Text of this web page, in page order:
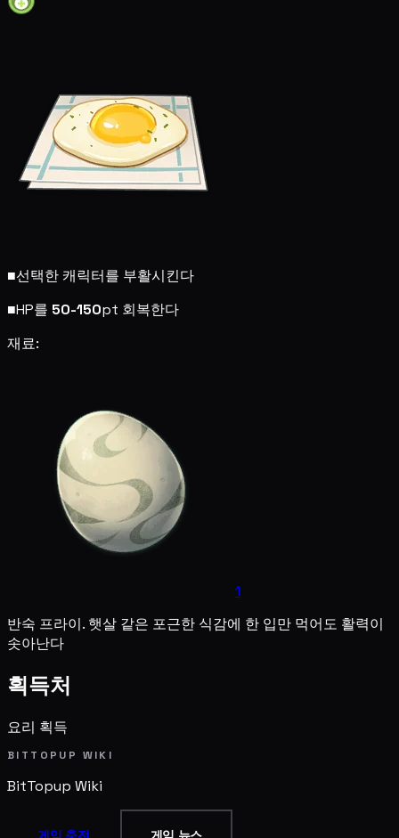
■선택한 캐릭터를 부활시킨다
■HP를 50-150pt 회복한다
재료:
1
반숙 프라이. 햇살 같은 포근한 식감에 한 입만 먹어도 활력이
솟아난다
획득처
요리 획득
BITTOPUP WIKI
BitTopup Wiki